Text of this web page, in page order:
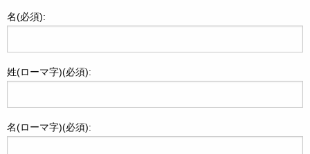
名(必須):
姓(ローマ字)(必須):
名(ローマ字)(必須):